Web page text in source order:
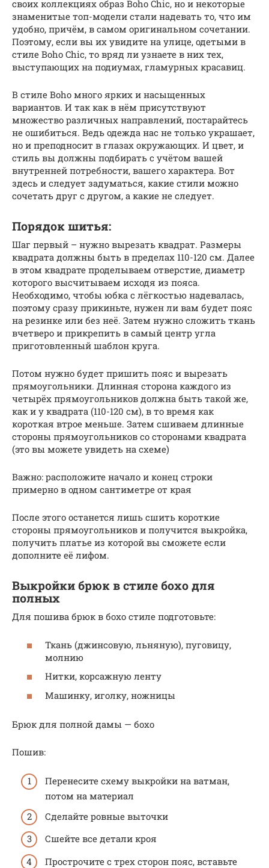
своих коллекциях образ Boho Chic, но и некоторые
знаменитые топ-модели стали надевать то, что им
удобно, причём, в самом оригинальном сочетании.
Поэтому, если вы их увидите на улице, одетыми в
стиле Boho Chic, то вряд ли узнаете в них тех,
выступающих на подиумах, гламурных красавиц.
В стиле Boho много ярких и насыщенных
вариантов. И так как в нём присутствуют
множество различных направлений, постарайтесь
не ошибиться. Ведь одежда нас не только украшает,
но и преподносит в глазах окружающих. И цвет, и
стиль вы должны подбирать с учётом вашей
внутренней потребности, вашего характера. Вот
здесь и следует задуматься, какие стили можно
сочетать друг с другом, а какие не следует.
Порядок шитья:
Шаг первый – нужно вырезать квадрат. Размеры
квадрата должны быть в пределах 110-120 см. Далее
в этом квадрате проделываем отверстие, диаметр
которого высчитываем исходя из пояса.
Необходимо, чтобы юбка с лёгкостью надевалась,
поэтому сразу прикиньте, нужен ли вам будет пояс
на резинке или без неё. Затем нужно сложить ткань
вчетверо и прикрепить в самый центр угла
приготовленный шаблон круга.
Потом нужно будет пришить пояс и вырезать
прямоугольники. Длинная сторона каждого из
четырёх прямоугольников должна быть такой же,
как и у квадрата (110-120 см), в то время как
короткая втрое меньше. Затем сшиваем длинные
стороны прямоугольников со сторонами квадрата
(это вы можете увидеть на схеме)
Важно: расположите начало и конец строки
примерно в одном сантиметре от края
После этого останется лишь сшить короткие
стороны прямоугольников и получится выкройка,
получить платье из которой вы сможете если
дополните её лифом.
Выкройки брюк в стиле бохо для
полных
Для пошива брюк в бохо стиле подготовьте:
Ткань (джинсовую, льняную), пуговицу,
молнию
Нитки, корсажную ленту
Машинку, иголку, ножницы
Брюк для полной дамы — бохо
Пошив:
Перенесите схему выкройки на ватман,
потом на материал
Сделайте ровные выточки
Сшейте все детали кроя
Прострочите с трех сторон пояс, вставьте